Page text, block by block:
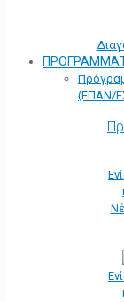
(ΕΠΑΝ/